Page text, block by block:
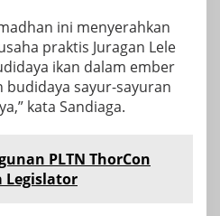
ini menyerahkan
praktis Juragan Lele
ikan dalam ember
budidaya sayur-sayuran
kata Sandiaga.
PLTN ThorCon
Legislator